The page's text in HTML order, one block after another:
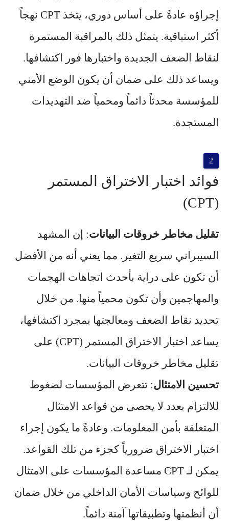
إجراؤه عادةً على أساس دوري، يتخذ CPT نهجاً
أكثر استباقية. يتمثل ذلك بالمراقبة المستمرة
لنقاط الضعف الجديدة واختبارها فور اكتشافها.
ويساعد ذلك على ضمان أن يكون الوضع الأمني
للمؤسسة محدثاً دائماً ومحمياً ضد التهديدات
المستجدة.
فوائد اختبار الاختراق المستمر
(CPT)
تقليل مخاطر خروقات البيانات: إن المشهد
السيبراني سريع التغير. مما يعني أنه من الأفضل
أن تكون على دراية بأحدث اتجاهات الهجمات
والمهاجمين وأن تكون محمياً منها. من خلال
تحديد نقاط الضعف ومعالجتها بمجرد اكتشافها،
يساعد اختبار الاختراق المستمر (CPT) على
تقليل مخاطر خروقات البيانات.
تحسين الامتثال: تتعرض المؤسسات لضغوط
للالتزام بعدد لا يحصى من قواعد الامتثال
المتعلقة بأمن المعلومات. وعادةً ما يكون إجراء
اختبار الاختراق ضرورياً كجزء من تلك القواعد.
يمكن لـ CPT مساعدة المؤسسات على الامتثال
للوائح وسياسات الأمان الداخلي من خلال ضمان
أن أنظمتها وتطبيقاتها آمنة دائماً.